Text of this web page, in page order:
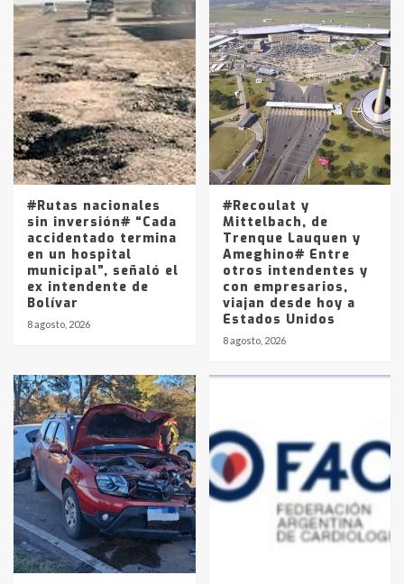
4
Accidente en Ruta 5: falleció un
joven de Trenque Lauquen
5
Los precios de los combustibles en
La Pampa, desde YPF hasta Axion
entre 857 a 1338 pesos
#Rutas nacionales
sin inversión# “Cada
accidentado termina
en un hospital
municipal”, señaló el
ex intendente de
Bolívar
8 agosto, 2026
#Recoulat y
Mittelbach, de
Trenque Lauquen y
Ameghino# Entre
otros intendentes y
con empresarios,
viajan desde hoy a
Estados Unidos
8 agosto, 2026